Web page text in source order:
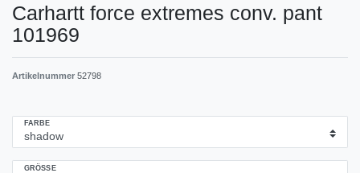
Carhartt force extremes conv. pant
101969
Artikelnummer 52798
FARBE
GRÖSSE